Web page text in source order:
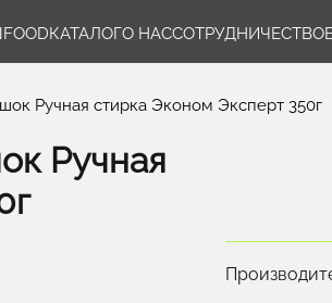
КАТАЛОГО НАССОТРУДНИЧЕСТВО
Ручная стирка Эконом Эксперт 350г
Ручная